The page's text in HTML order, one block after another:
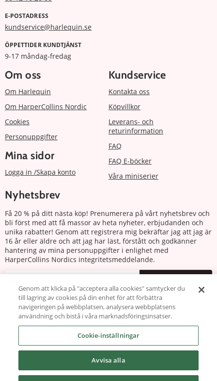
E-POSTADRESS
kundservice@harlequin.se
ÖPPETTIDER KUNDTJÄNST
9-17 måndag-fredag
Om oss
Om Harlequin
Om HarperCollins Nordic
Cookies
Personuppgifter
Mina sidor
Logga in /Skapa konto
Kundservice
Kontakta oss
Köpvillkor
Leverans- och
returinformation
FAQ
FAQ E-böcker
Våra miniserier
Nyhetsbrev
Få 20 % på ditt nästa köp! Prenumerera på vårt nyhetsbrev och
bli först med att få massor av heta nyheter, erbjudanden och
unika rabatter! Genom att registrera mig bekräftar jag att jag är
16 år eller äldre och att jag har läst, förstått och godkänner
hantering av mina personuppgifter i enlighet med
HarperCollins Nordics integritetsmeddelande.
Följ oss
Copyright © 2026 harlequin.se
Genom att klicka på "acceptera alla cookies" samtycker du
till lagring av cookies på din enhet för att förbättra
navigeringen på webbplatsen, analysera webbplatsens
användning och bistå i våra marknadsföringsinsatser.
Cookie-inställningar
Avvisa alla